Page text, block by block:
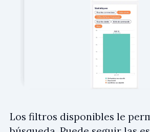
Los filtros disponibles le